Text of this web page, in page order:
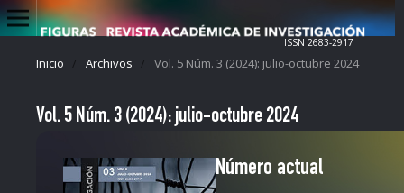
ISSN 2683-2917
Inicio / Archivos / Vol. 5 Núm. 3 (2024): julio-octubre 2024
Vol. 5 Núm. 3 (2024): julio-octubre 2024
Número actual